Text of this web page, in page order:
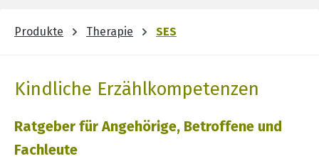
Produkte Therapie SES
Kindliche Erzählkompetenzen
Ratgeber für Angehörige, Betroffene und
Fachleute